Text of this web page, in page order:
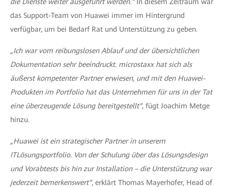
das Support-Team von Huawei immer im Hintergrund
verfügbar, um bei Bedarf Rat und Unterstützung zu geben.
„Ich war vom reibungslosen Ablauf und der übersichtlichen
Dokumentation sehr beeindruckt. microstaxx hat sich als
äußerst kompetenter Partner erwiesen, und mit den Huawei-
Produkten im Portfolio hat das Unternehmen für uns in der Tat
eine überzeugende Lösung bereitgestellt“, fügt Joachim Metge
hinzu.
„Huawei ist ein strategischer Partner in unserem
ITLösungsportfolio. Von der Schulung über das Lösungsdesign
und Vorabtests bis hin zur Installation – die Unterstützung war
jederzeit bemerkenswert“, erklärt Thomas Mayerhofer, Head of